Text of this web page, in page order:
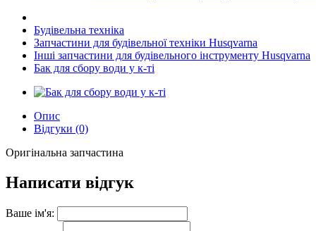
Будівельна техніка
Запчастини для будівельної техніки Husqvarna
Інші запчастини для будівельного інструменту Husqvarna
Бак для сбору води у к-ті
Опис
Відгуки (0)
Оригінальна запчастина
Написати відгук
Ваше ім'я: